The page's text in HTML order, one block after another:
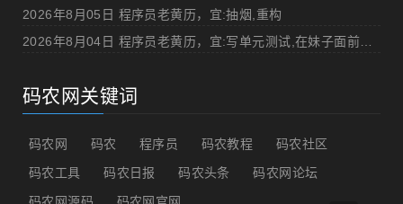
2026年8月05日 程序员老黄历，宜:抽烟,重构
码农网关键词
码农网 码农 程序员 码农教程
码农社区
码农工具
码农日报 码农头条
码农网论坛